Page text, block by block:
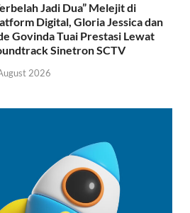
Jadi Dua” Melejit di
Digital, Gloria Jessica dan
Govinda Tuai Prestasi Lewat
Sinetron SCTV
2026